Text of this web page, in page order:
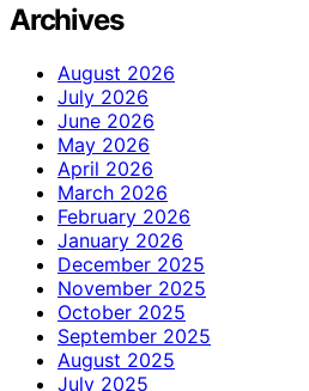
Archives
August 2026
July 2026
June 2026
May 2026
April 2026
March 2026
February 2026
January 2026
December 2025
November 2025
October 2025
September 2025
August 2025
July 2025